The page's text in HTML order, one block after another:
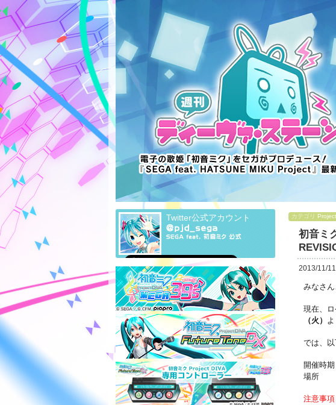
カテゴリ
初音ミ
2013/11/
みなさん
現在、
（火） よ
では、以
開催時期
場所 ：
注意事
Twitter公式アカウント